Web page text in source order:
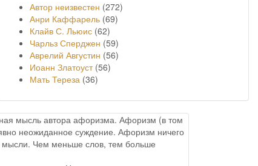
Автор неизвестен (272)
Анри Каффарель (69)
Клайв С. Льюис (62)
Чарльз Сперджен (59)
Аврелий Августин (56)
Иоанн Златоуст(56)
Мать Тереза (36)
мысль автора афоризма. Афоризм (в том
неожиданное суждение. Афоризм ничего
мысли. Чем меньше слов, тем больше